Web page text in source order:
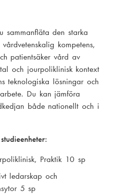
sammanfläta den starka
kompetens,
patientsäker vård av
och jourpoliklinisk kontext
teknologiska lösningar och
Du kan jämföra
både nationellt och i
Praktik 10 sp
ledarskap och
5 sp